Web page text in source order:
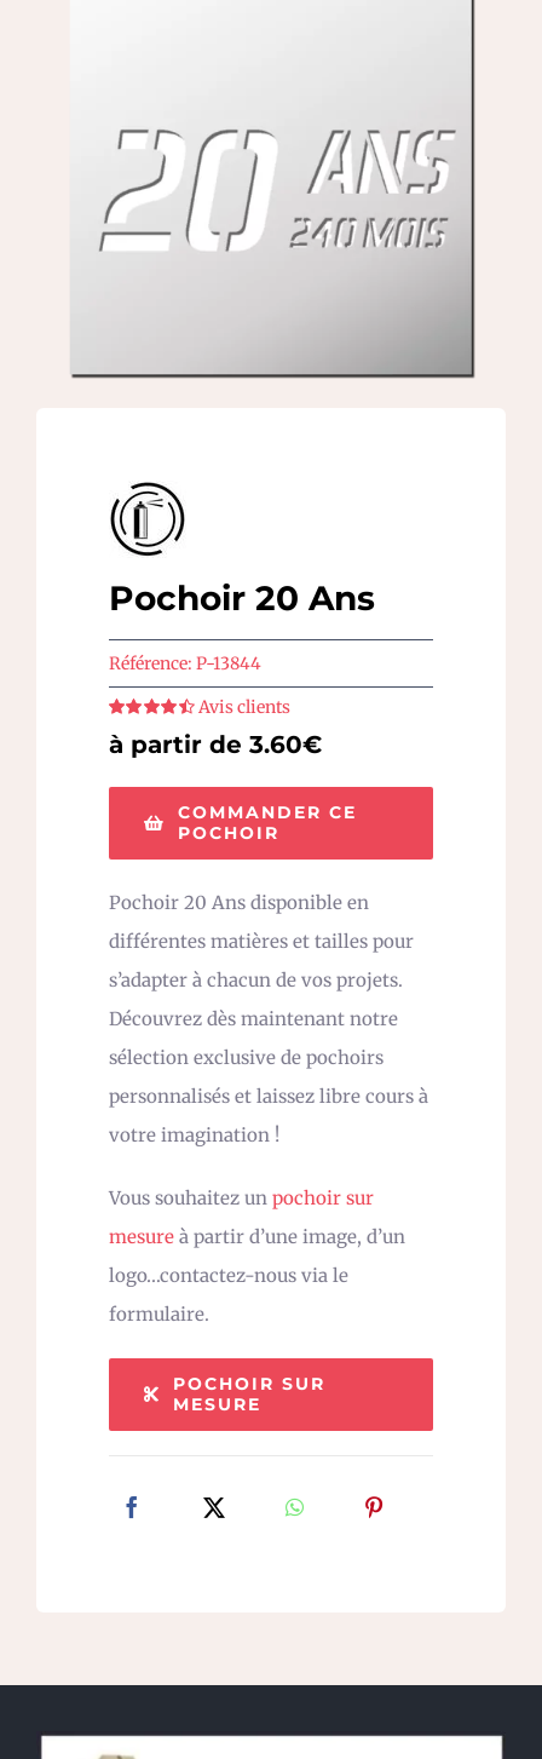
Pochoir 20 Ans
Référence: P-13844
Note
sur
5
Avis clients
à partir de 3.60€
COMMANDER CE
POCHOIR
Pochoir 20 Ans disponible en
différentes matières et tailles pour
s’adapter à chacun de vos projets.
Découvrez dès maintenant notre
sélection exclusive de pochoirs
personnalisés et laissez libre cours à
votre imagination !
Vous souhaitez un pochoir sur
mesure à partir d’une image, d’un
logo…contactez-nous via le
formulaire.
POCHOIR SUR
MESURE